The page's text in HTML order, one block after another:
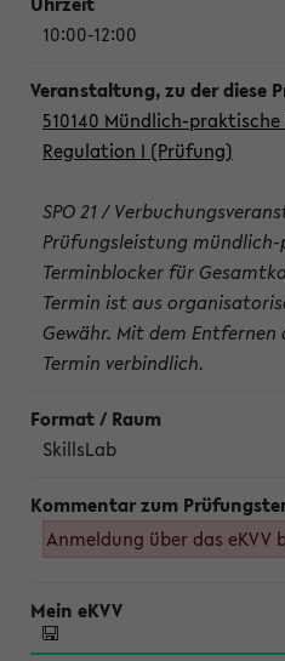
10:00-12:00
510140 Mündlich-
Regulation I (Prüfung)
SPO 21 /
Prüfungsleistung
Terminblocker für
Termin ist aus
Gewähr. Mit dem Entfernen
Termin verbindlich.
SkillsLab
Anmeldung über das eKVV